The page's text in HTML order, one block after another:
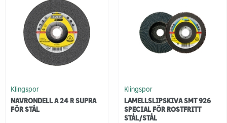
Klingspor
NAVRONDELL A 24 R SUPRA
FÖR STÅL
Klingspor
LAMELLSLIPSKIVA SMT 926
SPECIAL FÖR ROSTFRITT
STÅL/STÅL